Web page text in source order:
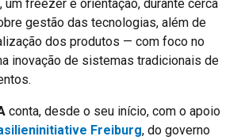
um freezer e orientação, durante cerca
gestão das tecnologias, além de
dos produtos — com foco no
inovação de sistemas tradicionais de
conta, desde o seu início, com o apoio
Freiburg, do governo